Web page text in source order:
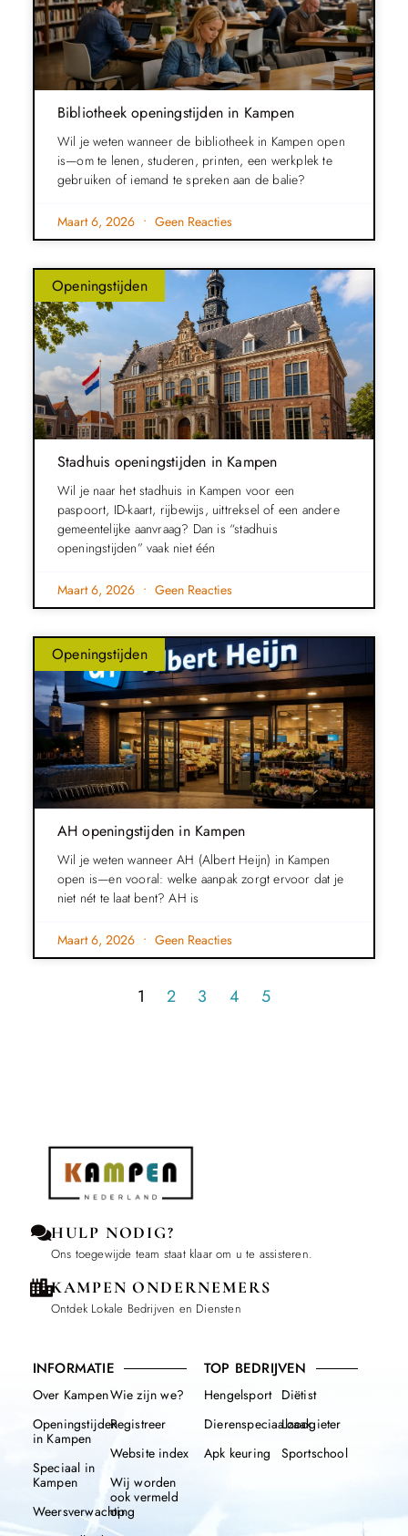
Bibliotheek openingstijden in Kampen
Wil je weten wanneer de bibliotheek in Kampen open
is—om te lenen, studeren, printen, een werkplek te
gebruiken of iemand te spreken aan de balie?
Maart 6, 2026 Geen Reacties
Openingstijden
Stadhuis openingstijden in Kampen
Wil je naar het stadhuis in Kampen voor een
paspoort, ID-kaart, rijbewijs, uittreksel of een andere
gemeentelijke aanvraag? Dan is “stadhuis
openingstijden” vaak niet één
Maart 6, 2026 Geen Reacties
Openingstijden
AH openingstijden in Kampen
Wil je weten wanneer AH (Albert Heijn) in Kampen
open is—en vooral: welke aanpak zorgt ervoor dat je
niet nét te laat bent? AH is
Maart 6, 2026 Geen Reacties
1 2 3 4 5
HULP NODIG?
Ons toegewijde team staat klaar om u te assisteren.
KAMPEN ONDERNEMERS
Ontdek Lokale Bedrijven en Diensten
INFORMATIE
Over Kampen
Openingstijden
in Kampen
Speciaal in
Kampen
Weersverwachting
Wie zijn we?
Registreer
Website index
Wij worden
ook vermeld
op
TOP BEDRIJVEN
Hengelsport
Dierenspeciaalzaak
Apk keuring
Diëtist
Loodgieter
Sportschool